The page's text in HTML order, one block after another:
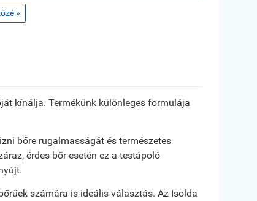
»
kínálja. Termékünk különleges formulája
bőre rugalmasságát és természetes
érdes bőr esetén ez a testápoló
számára is ideális választás. Az Isolda